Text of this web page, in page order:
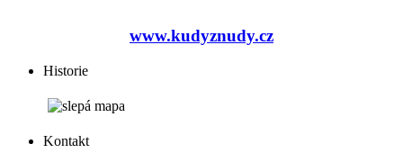
www.kudyznudy.cz
Historie
Kontakt